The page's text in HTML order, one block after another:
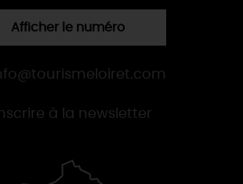
Afficher le numéro
à la newsletter